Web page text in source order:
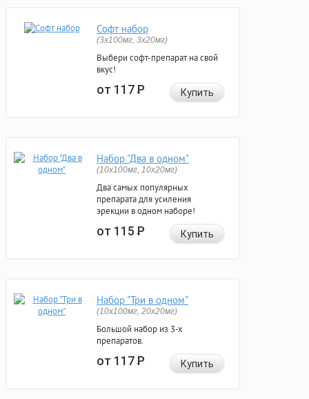
Софт набор
(3x100мг, 3x20мг)
Выбери софт-препарат на свой
вкус!
от 117Р Купить
Набор "Два в одном"
(10x100мг, 10x20мг)
Два самых популярных
препарата для усиления
эрекции в одном наборе!
от 115Р Купить
Набор "Три в одном"
(10x100мг, 20x20мг)
Большой набор из 3-х
препаратов.
от 117Р Купить